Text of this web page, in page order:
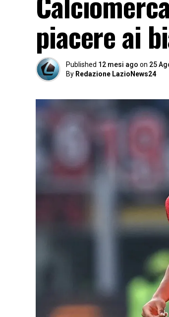
piacere ai
Published 12 mesi ago on 25
By Redazione LazioNews24